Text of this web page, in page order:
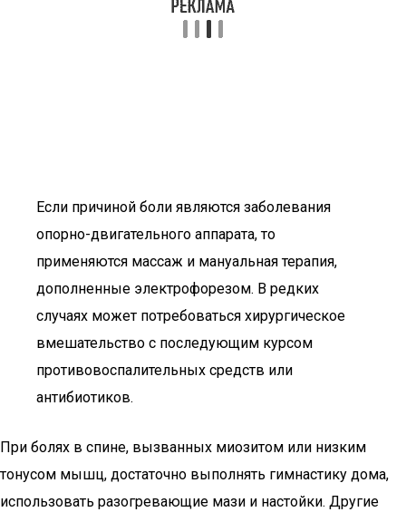
Если причиной боли являются заболевания
опорно-двигательного аппарата, то
применяются массаж и мануальная терапия,
дополненные электрофорезом. В редких
случаях может потребоваться хирургическое
вмешательство с последующим курсом
противовоспалительных средств или
антибиотиков.
При болях в спине, вызванных миозитом или низким
тонусом мышц, достаточно выполнять гимнастику дома,
использовать разогревающие мази и настойки. Другие